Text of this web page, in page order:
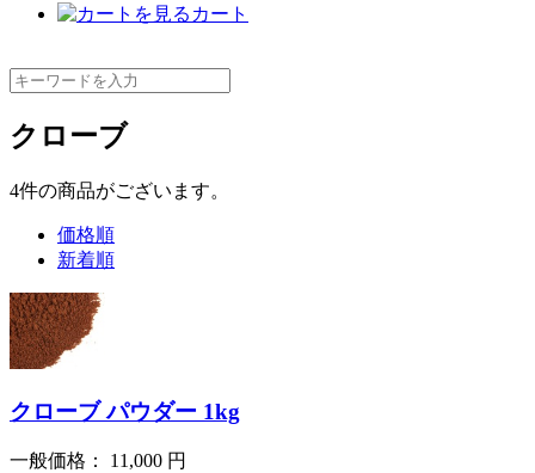
カート
クローブ
4件の商品がございます。
価格順
新着順
クローブ パウダー 1kg
一般価格： 11,000 円